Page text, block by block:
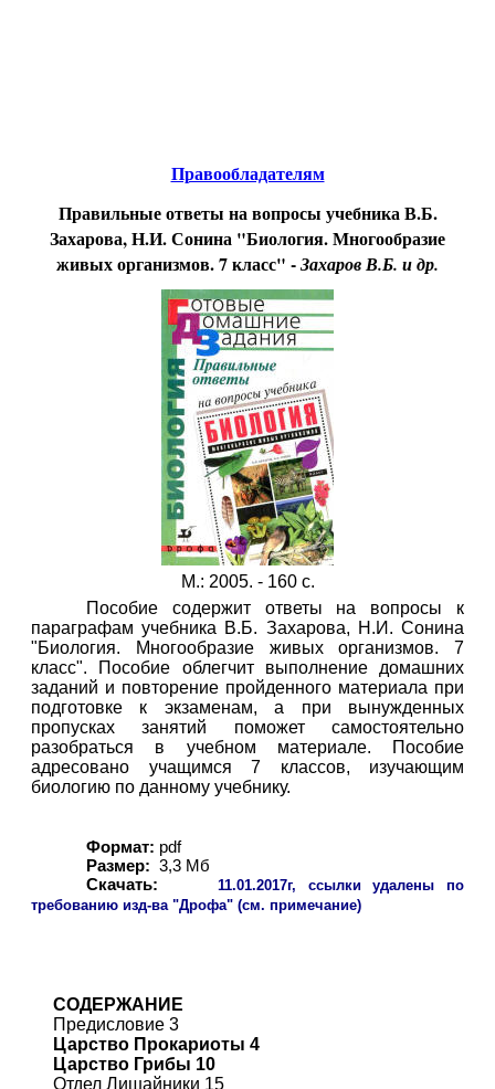
Правообладателям
Правильные ответы на вопросы учебника В.Б.
Захарова, Н.И. Сонина "Биология. Многообразие
живых организмов. 7 класс" -Захаров В.Б. и др.
М.: 2005. - 160 с.
Пособие содержит ответы на вопросы к
параграфам учебника В.Б. Захарова, Н.И. Сонина
"Биология. Многообразие живых организмов. 7
класс". Пособие облегчит выполнение домашних
заданий и повторение пройденного материала при
подготовке к экзаменам, а при вынужденных
пропусках занятий поможет самостоятельно
разобраться в учебном материале. Пособие
адресовано учащимся 7 классов, изучающим
биологию по данному учебнику.
Формат: pdf
Размер: 3,3 Мб
Скачать:
11.01.2017г, ссылки удалены по
требованию изд-ва "Дрофа" (см. примечание)
СОДЕРЖАНИЕ
Предисловие 3
Царство Прокариоты 4
Царство Грибы 10
Отдел Лишайники 15